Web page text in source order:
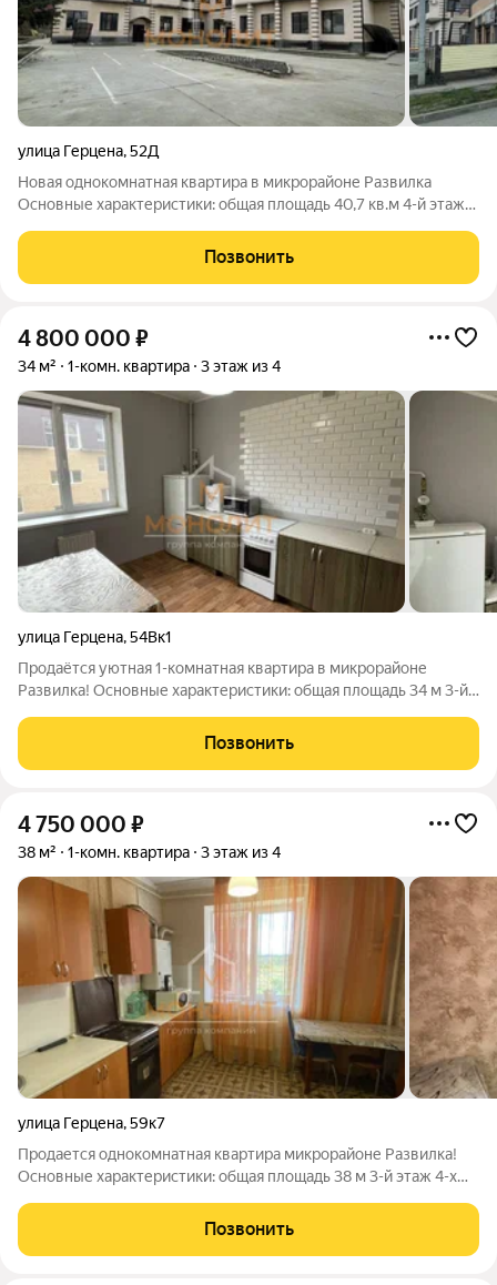
улица Герцена,52Д
Новая однокомнатная квартира в микрорайоне Развилка
Основные характеристики: общая площадь 40,7 кв.м 4-й этаж
расположена в новом доме 2022 года постройки. Квартира с
предчистовой отделкой.
Позвонить
4 800 000 ₽
34 м² 1-комн. квартира 3 этаж из 4
улица Герцена,54Вк1
Продаётся уютная 1-комнатная квартира в микрорайоне
Развилка! Основные характеристики: общая площадь 34 м 3-й
расположена на 3-м этаже 4-х этажного дома. Общая площадь
составляет 34 м. Санузел
Позвонить
4 750 000 ₽
38 м² 1-комн. квартира 3 этаж из 4
улица Герцена,59к7
Продается однокомнатная квартира микрорайоне Развилка!
Основные характеристики: общая площадь 38 м 3-й этаж 4-х
на третьем этаже четырёхэтажного дома. Общая площадь
квартиры составляет 38
Позвонить